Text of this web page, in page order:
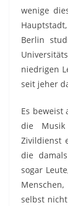
wenige
Berlin
niedrigen
seit jeher
Es beweist
die Musik
Zivildienst
die
sogar
selbst